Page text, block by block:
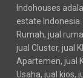
Indohouses
estate
Rumah, jual
jual Cluster, jual
Apartemen, jual
Usaha, jual kios,